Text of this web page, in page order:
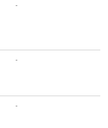
-
-
-